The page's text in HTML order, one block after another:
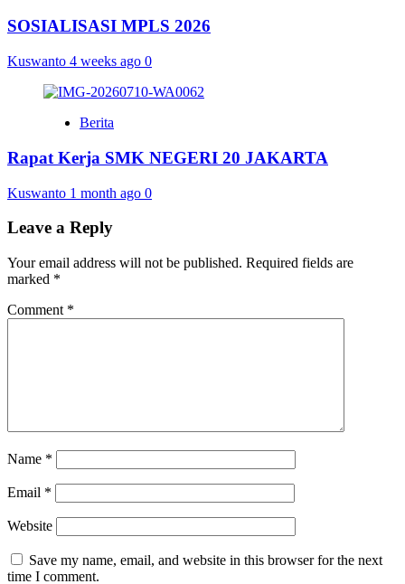
SOSIALISASI MPLS 2026
Kuswanto 4 weeks ago 0
Berita
Rapat Kerja SMK NEGERI 20 JAKARTA
Kuswanto 1 month ago 0
Leave a Reply
Your email address will not be published. Required fields are
marked *
Comment *
Name *
Email *
Website
Save my name, email, and website in this browser for the next
time I comment.